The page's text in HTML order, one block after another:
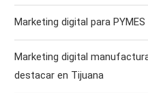
Marketing digital para
Marketing digital
destacar en Tijuana